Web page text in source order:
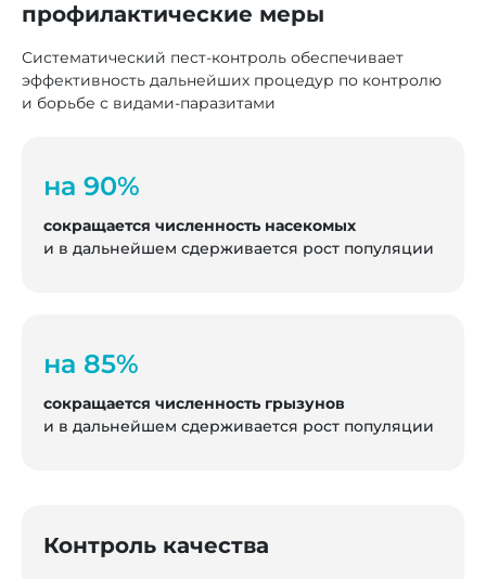
профилактические меры
Систематический пест-контроль обеспечивает
эффективность дальнейших процедур по контролю
и борьбе с видами-паразитами
на 90%
сокращается численность насекомых
и в дальнейшем сдерживается рост популяции
на 85%
сокращается численность грызунов
и в дальнейшем сдерживается рост популяции
Контроль качества